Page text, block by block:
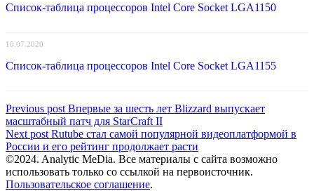
Список-таблица процессоров Intel Core Socket LGA1150
10.07.2020
Список-таблица процессоров Intel Core Socket LGA1155
Навигация
по
записям
Previous post Previous
post:
Впервые за шесть лет Blizzard выпускает
масштабный патч для StarCraft II
Next post Next
post:
Rutube стал самой популярной видеоплатформой в
России и его рейтинг продолжает расти
©2024. Analytic MeDia. Все материалы с сайта возможно
использовать только со ссылкой на первоисточник.
Пользовательское соглашение.